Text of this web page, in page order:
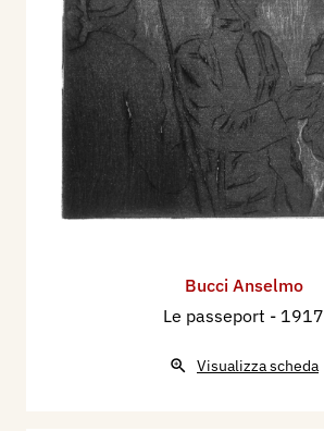
Bucci Anselmo
Le passeport - 1917
Visualizza scheda